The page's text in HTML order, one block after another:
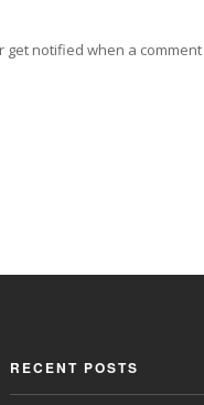
notified when a
RECENT POSTS